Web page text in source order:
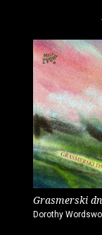
Grasmerski
Dorothy